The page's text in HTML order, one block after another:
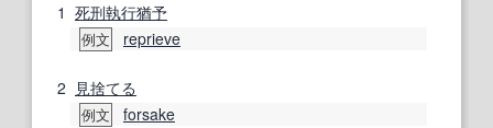
1 死刑執行猶予
例文 reprieve
2 見捨てる
例文 forsake